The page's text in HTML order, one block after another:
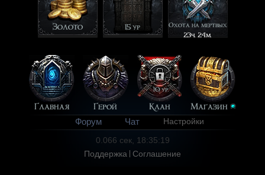
Золото 15 ур
Охота на мертвых
23ч. 24м.
Главная Герой Клан
10 ур.
Магазин
Форум Чат
Настройки
0.066 сек, 18:35:19
Поддержка
Соглашение